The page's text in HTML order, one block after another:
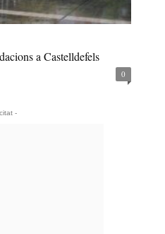
a Castelldefels
0
-